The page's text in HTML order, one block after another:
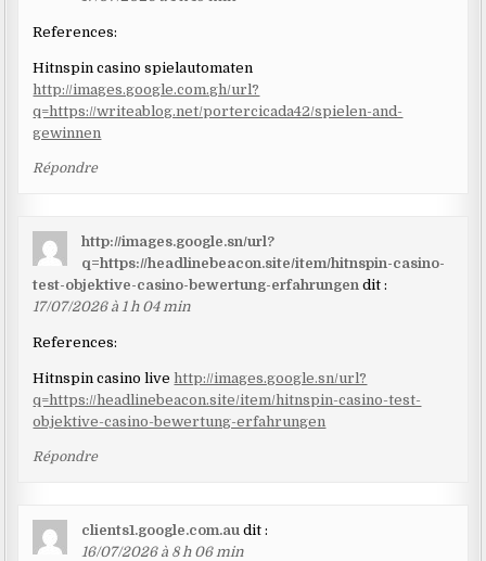
References:
Hitnspin casino spielautomaten
http://images.google.com.gh/url?
q=https://writeablog.net/portercicada42/spielen-and-
gewinnen
Répondre
http://images.google.sn/url?
q=https://headlinebeacon.site/item/hitnspin-casino-
test-objektive-casino-bewertung-erfahrungen dit :
17/07/2026 à 1 h 04 min
References:
Hitnspin casino live http://images.google.sn/url?
q=https://headlinebeacon.site/item/hitnspin-casino-test-
objektive-casino-bewertung-erfahrungen
Répondre
clients1.google.com.au dit :
16/07/2026 à 8 h 06 min